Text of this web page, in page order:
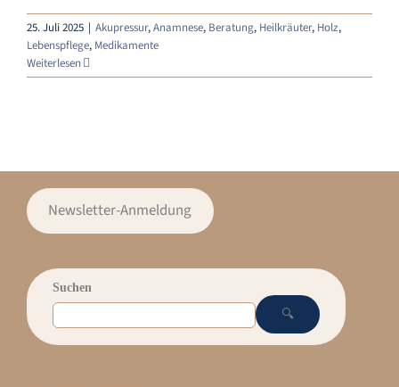
25. Juli 2025 | Akupressur,Anamnese, Beratung, Heilkräuter, Holz,
Lebenspflege, Medikamente
Weiterlesen
Newsletter-Anmeldung
Suchen
🔍